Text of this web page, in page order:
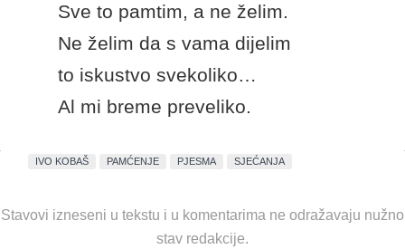
Sve to pamtim, a ne želim.
Ne želim da s vama dijelim
to iskustvo svekoliko…
Al mi breme preveliko.
IVO KOBAŠ PAMĆENJE PJESMA SJEĆANJA
Stavovi izneseni u tekstu i u komentarima ne odražavaju nužno
stav redakcije.